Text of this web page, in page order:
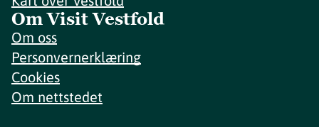
Om Visit Vestfold
Om oss
Personvernerklæring
Cookies
Om nettstedet